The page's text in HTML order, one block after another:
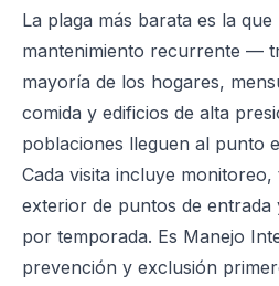
La plaga más barata es la
mantenimiento recurrente —
mayoría de los hogares,
comida y edificios de alta
poblaciones lleguen al punto
Cada visita incluye
exterior de puntos de entrada
por temporada. Es Manejo
prevención y exclusión